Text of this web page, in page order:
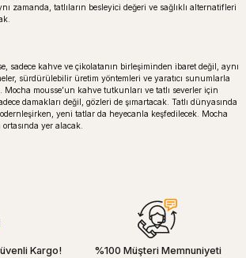
zamanda, tatlıların besleyici değeri ve sağlıklı alternatifleri
sadece kahve ve çikolatanın birleşiminden ibaret değil, aynı
sürdürülebilir üretim yöntemleri ve yaratıcı sunumlarla
Mocha mousse’un kahve tutkunları ve tatlı severler için
damakları değil, gözleri de şımartacak. Tatlı dünyasında
yeni tatlar da heyecanla keşfedilecek. Mocha
yer alacak.
Kargo!
%100 Müşteri Memnuniyeti